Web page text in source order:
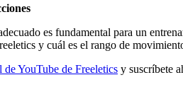
es fundamental para un
y cuál es el rango de
de YouTube de Freeletics y suscríbete